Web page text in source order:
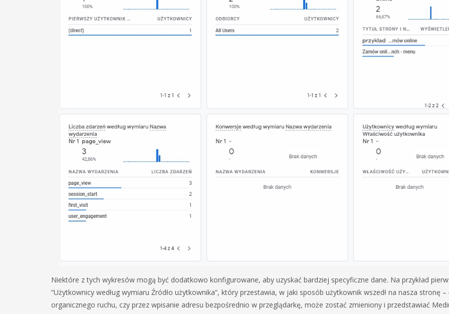
Niektóre z tych wykresów mogą być dodatkowo konfigurowane, aby uzyskać bardziej specyficzne dane. Na przykład
“Użytkownicy według wymiaru Źródło użytkownika”, który przestawia, w jaki sposób użytkownik wszedł na nasza stronę
organicznego ruchu, czy przez wpisanie adresu bezpośrednio w przeglądarkę, może zostać zmieniony i przedstawiać